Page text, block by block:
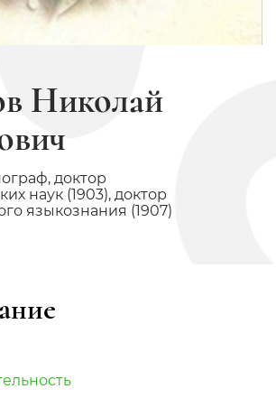
Николай
доктор
наук (1903), доктор
языкознания (1907)